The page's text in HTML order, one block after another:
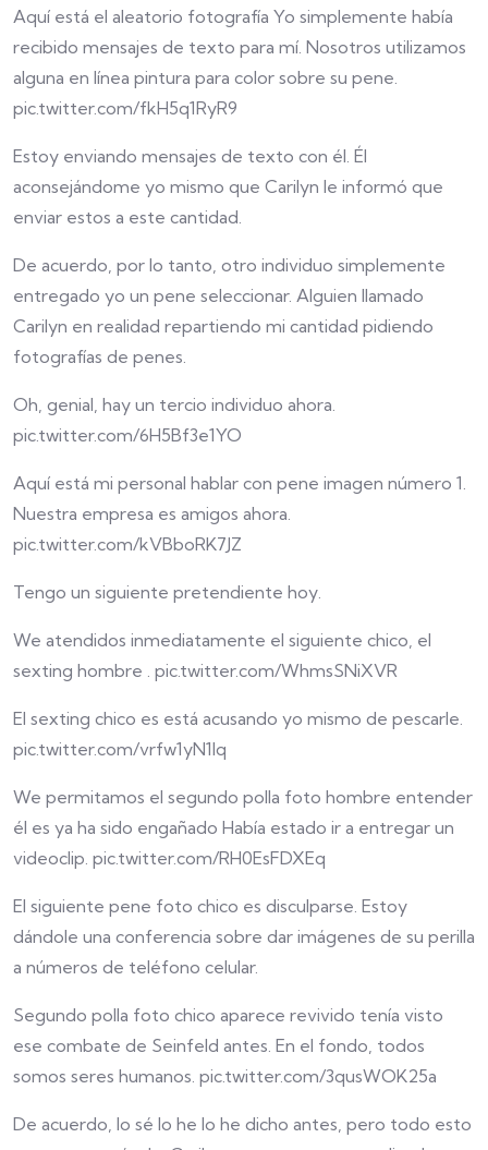
Aquí está el aleatorio fotografía Yo simplemente había
recibido mensajes de texto para mí. Nosotros utilizamos
alguna en línea pintura para color sobre su pene.
pic.twitter.com/fkH5q1RyR9
Estoy enviando mensajes de texto con él. Él
aconsejándome yo mismo que Carilyn le informó que
enviar estos a este cantidad.
De acuerdo, por lo tanto, otro individuo simplemente
entregado yo un pene seleccionar. Alguien llamado
Carilyn en realidad repartiendo mi cantidad pidiendo
fotografías de penes.
Oh, genial, hay un tercio individuo ahora.
pic.twitter.com/6H5Bf3e1YO
Aquí está mi personal hablar con pene imagen número 1.
Nuestra empresa es amigos ahora.
pic.twitter.com/kVBboRK7JZ
Tengo un siguiente pretendiente hoy.
We atendidos inmediatamente el siguiente chico, el
sexting hombre . pic.twitter.com/WhmsSNiXVR
El sexting chico es está acusando yo mismo de pescarle.
pic.twitter.com/vrfw1yN1Iq
We permitamos el segundo polla foto hombre entender
él es ya ha sido engañado Había estado ir a entregar un
videoclip. pic.twitter.com/RH0EsFDXEq
El siguiente pene foto chico es disculparse. Estoy
dándole una conferencia sobre dar imágenes de su perilla
a números de teléfono celular.
Segundo polla foto chico aparece revivido tenía visto
ese combate de Seinfeld antes. En el fondo, todos
somos seres humanos. pic.twitter.com/3qusWOK25a
De acuerdo, lo sé lo he lo he dicho antes, pero todo esto